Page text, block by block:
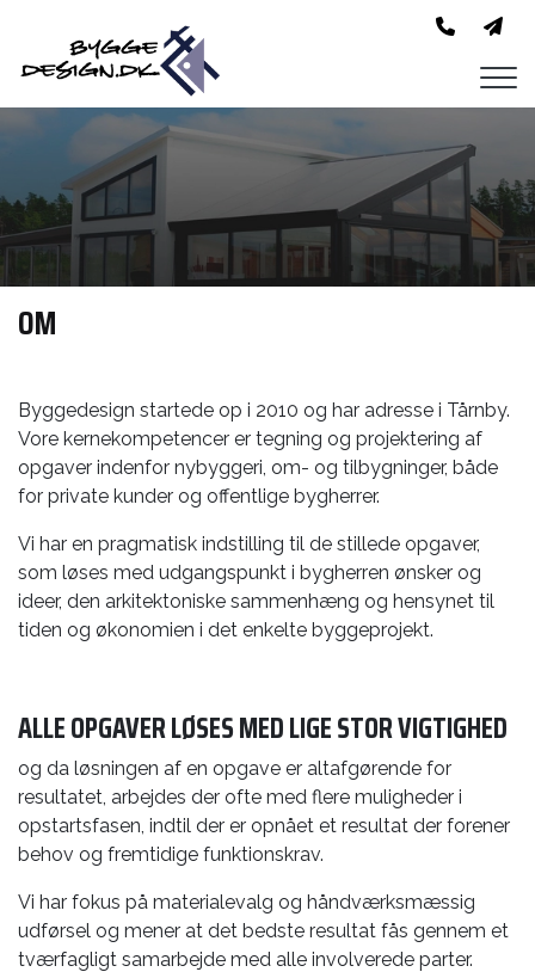
hovedindhold
OM
Byggedesign startede op i 2010 og har adresse i Tårnby.
Vore kernekompetencer er tegning og projektering af
opgaver indenfor nybyggeri, om- og tilbygninger, både
for private kunder og offentlige bygherrer.
Vi har en pragmatisk indstilling til de stillede opgaver,
som løses med udgangspunkt i bygherren ønsker og
ideer, den arkitektoniske sammenhæng og hensynet til
tiden og økonomien i det enkelte byggeprojekt.
ALLE OPGAVER LØSES MED LIGE STOR VIGTIGHED
og da løsningen af en opgave er altafgørende for
resultatet, arbejdes der ofte med flere muligheder i
opstartsfasen, indtil der er opnået et resultat der forener
behov og fremtidige funktionskrav.
Vi har fokus på materialevalg og håndværksmæssig
udførsel og mener at det bedste resultat fås gennem et
tværfagligt samarbejde med alle involverede parter.